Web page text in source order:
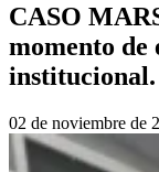
CASO
momento de
institucional.
02 de noviembre de